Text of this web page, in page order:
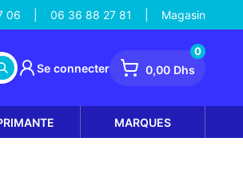
06 06 36 88 27 81 Magasin
Se connecter 0,00 Dhs
0
MARQUES